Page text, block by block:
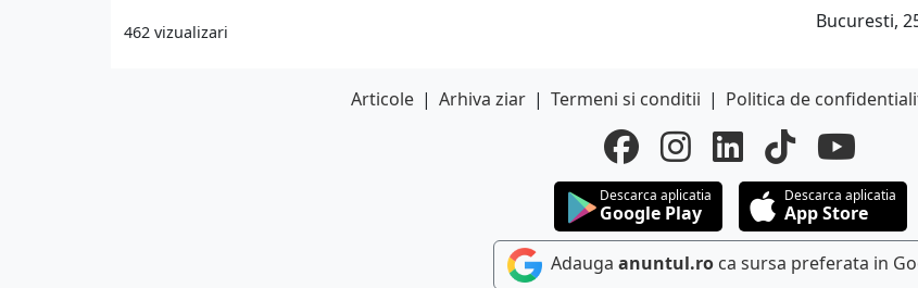
462 vizualizari
Bucuresti,
Articole | Arhiva ziar | Termeni si conditii | Politica de
Descarca aplicatia
Google Play
Descarca aplicatia
App Store
Adauga anuntul.ro ca sursa preferata in